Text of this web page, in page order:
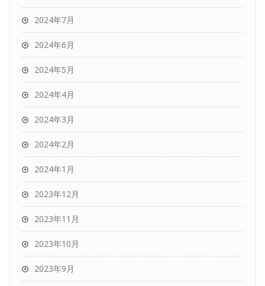
2024年7月
2024年6月
2024年5月
2024年4月
2024年3月
2024年2月
2024年1月
2023年12月
2023年11月
2023年10月
2023年9月